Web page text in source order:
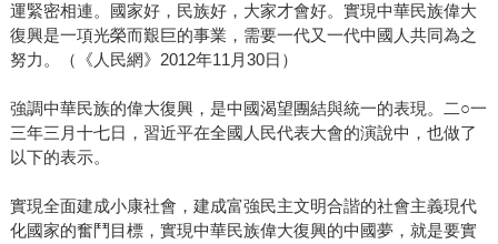
運緊密相連。國家好，民族好，大家才會好。實現中華民族偉大
復興是一項光榮而艱巨的事業，需要一代又一代中國人共同為之
努力。（《人民網》2012年11月30日）
強調中華民族的偉大復興，是中國渴望團結與統一的表現。二○一
三年三月十七日，習近平在全國人民代表大會的演說中，也做了
以下的表示。
實現全面建成小康社會，建成富強民主文明合諧的社會主義現代
化國家的奮鬥目標，實現中華民族偉大復興的中國夢，就是要實